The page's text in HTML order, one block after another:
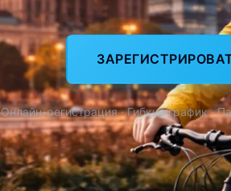
Онлайн-регистрация · Гибкий график ·